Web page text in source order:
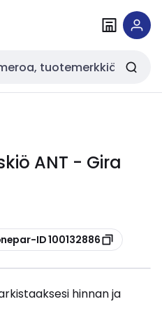
ANT - Gira
ID 100132886
hinnan ja